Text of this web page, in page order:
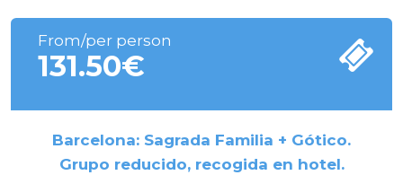
From/per person
131.50€
Barcelona: Sagrada Familia + Gótico.
Grupo reducido, recogida en hotel.